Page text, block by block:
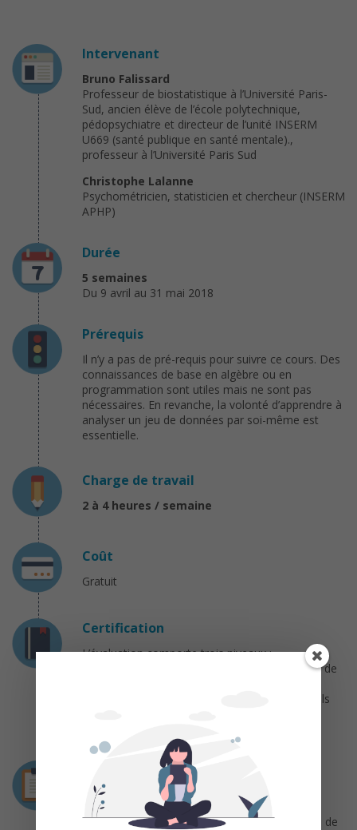
Intervenant
Bruno Falissard
Professeur de biostatistique à l’Université Paris-
Sud, ancien élève de l’école polytechnique,
pédopsychiatre et directeur de l’unité INSERM
U669 (santé publique en santé mentale).,
professeur à l’Université Paris Sud
Christophe Lalanne
Psychométricien, statisticien et chercheur (INSERM
APHP)
Durée
5 semaines
Du 9 avril au 31 mai 2018
Prérequis
Il n’y a pas de pré-requis pour suivre ce cours. Des
connaissances de base en algèbre ou en
programmation sont utiles mais ne sont pas
nécessaires. En revanche, la volonté d’apprendre à
analyser un jeu de données par soi-même est
essentielle.
Charge de travail
2 à 4 heures / semaine
Coût
Gratuit
Certification
L’évaluation comporte trois niveaux :
– des quiz “mémoire” (5 à 10 questions à la fin de
– des quiz “exercice” (le plus souvent des calculs
Déroulement
Le cours comprend deux volets :
– des chapitres de cours abordant des notions de